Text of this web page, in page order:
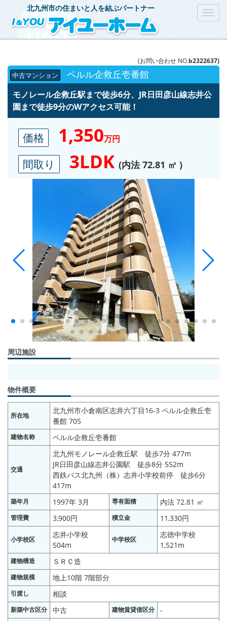
北九州市の住まいと人を結ぶパートナー
(お問い合わせ NO.b2322637)
中古マンション ペルル企救丘壱番館
モノレール企救丘駅まで徒歩6分、JR日田彦山線志井公
園まで徒歩9分のWアクセス可能！
価格 1,350万円
間取り 3LDK (内法 72.81 ㎡ )
周辺施設
物件概要
所在地
北九州市小倉南区志井六丁目16-3 ペルル企救丘壱
番館 705
建物名称 ペルル企救丘壱番館
交通
北九州モノレール企救丘駅 徒歩7分 477m
JR日田彦山線志井公園駅 徒歩8分 552m
西鉄バス北九州（株）志井小学校前停 徒歩6分
417m
築年月 1997年 3月 専有面積 内法 72.81 ㎡
管理費 3,900円 積立金 11,330円
小学校区
志井小学校
504m
中学校区
志徳中学校
1,521m
建物構造 ＳＲＣ造
建物規模 地上10階 7階部分
引渡し 相談
新築中古区分 中古 建物賃貸借区分 -